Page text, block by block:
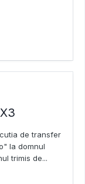
de transfer
la domnul
trimis de...